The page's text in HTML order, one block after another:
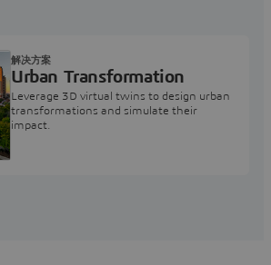
Urban Transformation
Leverage 3D virtual twins to design urban
transformations and simulate their
impact.
解决方案